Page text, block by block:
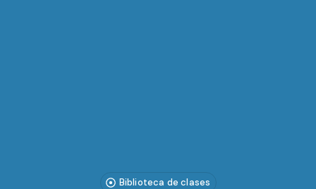
Biblioteca de clases